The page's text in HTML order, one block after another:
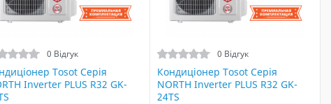
0 Відгук
Tosot Серія
Inverter PLUS R32 GK-
0 Відгук
Кондиціонер Tosot Серія
NORTH Inverter PLUS R32 GK-
24TS